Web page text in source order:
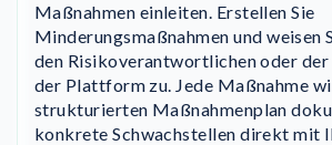
Maßnahmen einleiten. Erstellen Sie
Minderungsmaßnahmen und weisen
den Risikoverantwortlichen oder
der Plattform zu. Jede Maßnahme
strukturierten Maßnahmenplan
konkrete Schwachstellen direkt mit